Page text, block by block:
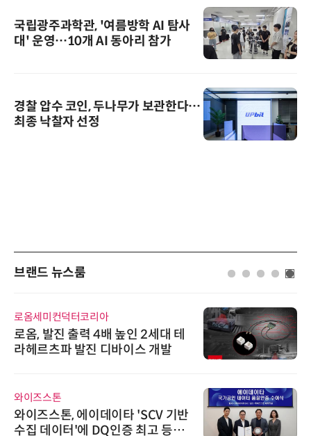
국립광주과학관, '여름방학 AI 탐사
대' 운영…10개 AI 동아리 참가
경찰 압수 코인, 두나무가 보관한다…
최종 낙찰자 선정
브랜드 뉴스룸
로옴세미컨덕터코리아
로옴, 발진 출력 4배 높인 2세대 테
라헤르츠파 발진 디바이스 개발
와이즈스톤
와이즈스톤, 에이데이타 'SCV 기반
수집 데이터'에 DQ인증 최고 등급